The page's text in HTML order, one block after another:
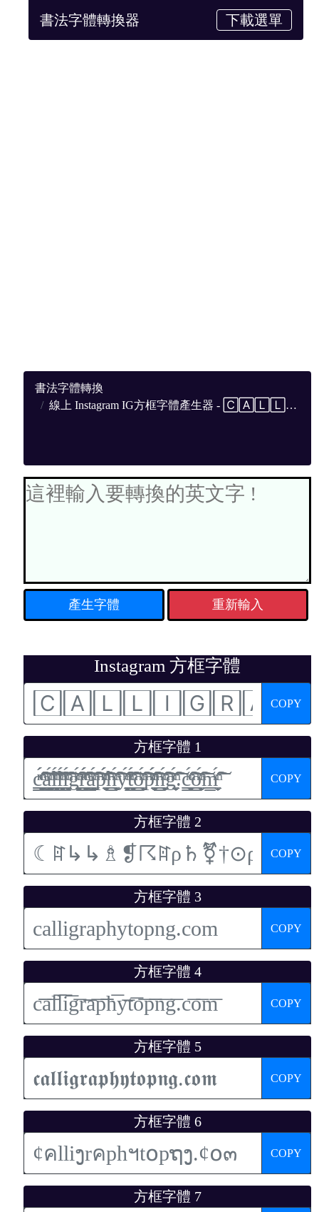
書法字體轉換器 下載選單
書法字體轉換
線上 Instagram IG方框字體產生器 - 🄲🄰🄻🄻🄸🄶🅁🄰🄿🄷🅈🅃🄾🄿🄽🄶
重新輸入
Instagram 方框字體
COPY
方框字體 1
COPY
方框字體 2
COPY
方框字體 3
COPY
方框字體 4
COPY
方框字體 5
COPY
方框字體 6
COPY
方框字體 7